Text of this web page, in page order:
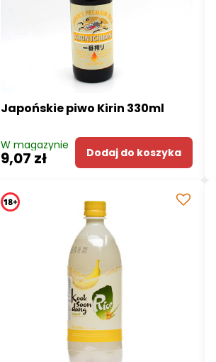
Japońskie piwo Kirin 330ml
W magazynie
9,07 zł Dodaj do koszyka